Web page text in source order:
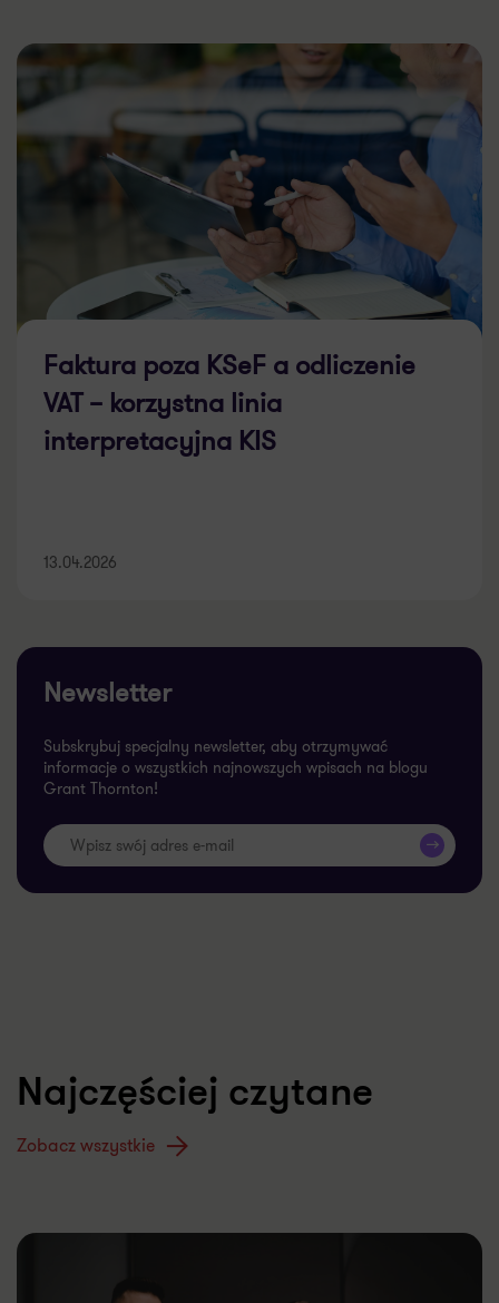
Faktura poza KSeF a odliczenie
VAT – korzystna linia
interpretacyjna KIS
13.04.2026
Newsletter
Subskrybuj specjalny newsletter, aby otrzymywać
informacje o wszystkich najnowszych wpisach na blogu
Grant Thornton!
>>
Najczęściej czytane
Zobacz wszystkie